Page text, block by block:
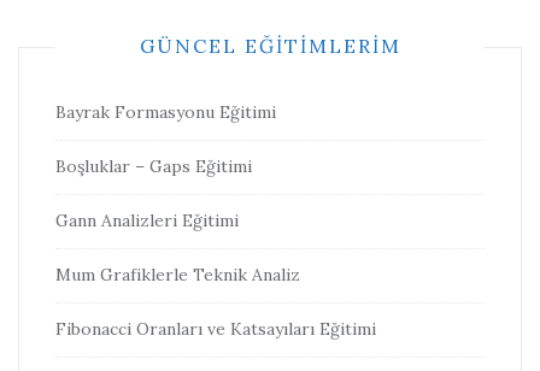
GÜNCEL EĞITIMLERIM
Bayrak Formasyonu Eğitimi
Boşluklar – Gaps Eğitimi
Gann Analizleri Eğitimi
Mum Grafiklerle Teknik Analiz
Fibonacci Oranları ve Katsayıları Eğitimi